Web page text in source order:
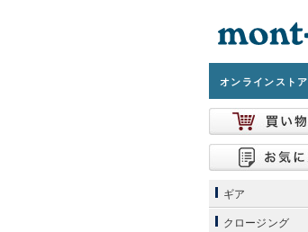
オンラインストア
ギア
クロージング